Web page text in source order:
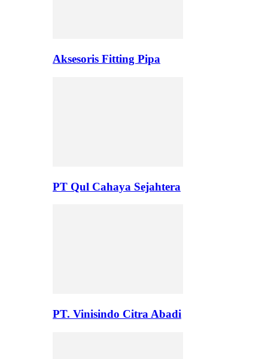
Aksesoris Fitting Pipa
PT Qul Cahaya Sejahtera
PT. Vinisindo Citra Abadi